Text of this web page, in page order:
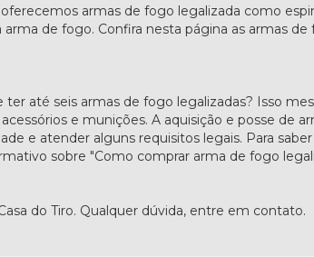
armas de fogo legalizada como
arma de fogo. Confira nesta página as armas
até seis armas de fogo legalizadas? Isso
e munições. A aquisição e posse de
e atender alguns requisitos legais. Para
sobre "Como comprar arma de fogo
do Tiro. Qualquer dúvida, entre em contato.